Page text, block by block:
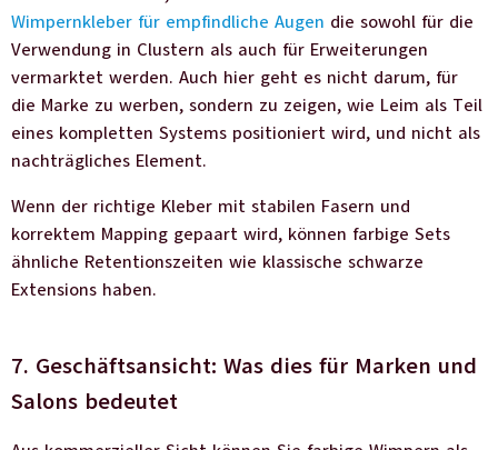
Wimpernkleber für empfindliche Augen die sowohl für die
Verwendung in Clustern als auch für Erweiterungen
vermarktet werden. Auch hier geht es nicht darum, für
die Marke zu werben, sondern zu zeigen, wie Leim als Teil
eines kompletten Systems positioniert wird, und nicht als
nachträgliches Element.
Wenn der richtige Kleber mit stabilen Fasern und
korrektem Mapping gepaart wird, können farbige Sets
ähnliche Retentionszeiten wie klassische schwarze
Extensions haben.
7. Geschäftsansicht: Was dies für Marken und
Salons bedeutet